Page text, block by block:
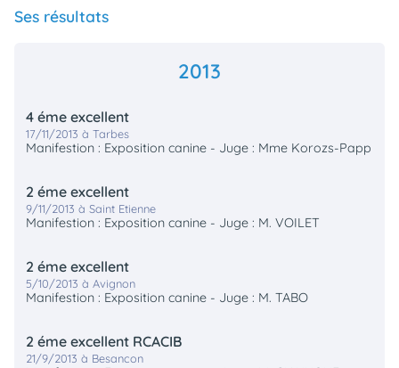
Ses résultats
2013
4 éme excellent
17/11/2013 à Tarbes
Manifestion : Exposition canine - Juge : Mme Korozs-Papp
2 éme excellent
9/11/2013 à Saint Etienne
Manifestion : Exposition canine - Juge : M. VOILET
2 éme excellent
5/10/2013 à Avignon
Manifestion : Exposition canine - Juge : M. TABO
2 éme excellent RCACIB
21/9/2013 à Besancon